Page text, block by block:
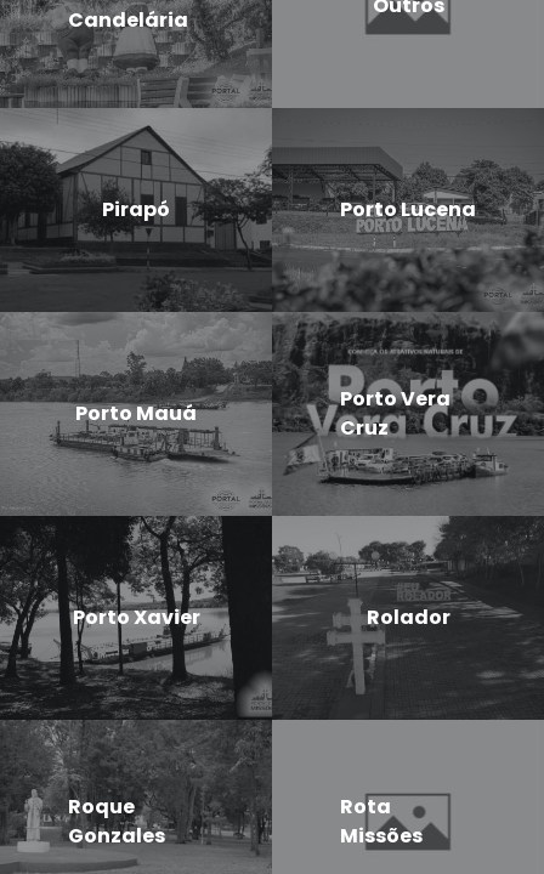
Candelária
Pirapó Porto Lucena
Porto Mauá
Porto Vera
Cruz
Porto Xavier Rolador
Roque
Gonzales
Rota
Missões